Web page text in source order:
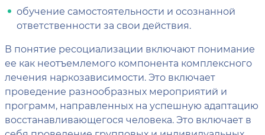
обучение самостоятельности и осознанной
ответственности за свои действия.
В понятие ресоциализации включают понимание
ее как неотъемлемого компонента комплексного
лечения наркозависимости. Это включает
проведение разнообразных мероприятий и
программ, направленных на успешную адаптацию
восстанавливающегося человека. Это включает в